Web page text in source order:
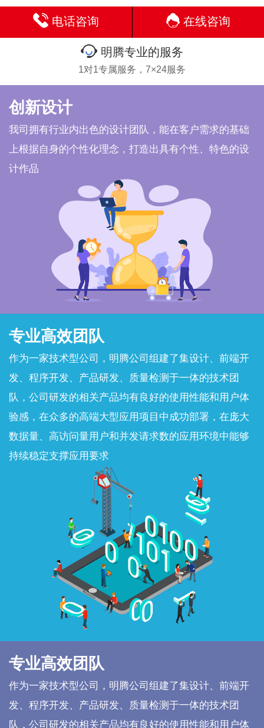
电话咨询 在线咨询
明腾专业的服务
1对1专属服务，7×24服务
创新设计
我司拥有行业内出色的设计团队，能在客户需求的基础
上根据自身的个性化理念，打造出具有个性、特色的设
计作品
专业高效团队
作为一家技术型公司，明腾公司组建了集设计、前端开
发、程序开发、产品研发、质量检测于一体的技术团
队，公司研发的相关产品均有良好的使用性能和用户体
验感，在众多的高端大型应用项目中成功部署，在庞大
数据量、高访问量用户和并发请求数的应用环境中能够
持续稳定支撑应用要求
专业高效团队
作为一家技术型公司，明腾公司组建了集设计、前端开
发、程序开发、产品研发、质量检测于一体的技术团
队，公司研发的相关产品均有良好的使用性能和用户体